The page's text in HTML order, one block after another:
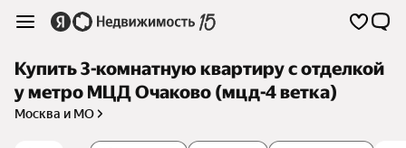
Купить 3-комнатную квартиру с отделкой
у метро МЦД Очаково (мцд-4 ветка)
Москва и МО